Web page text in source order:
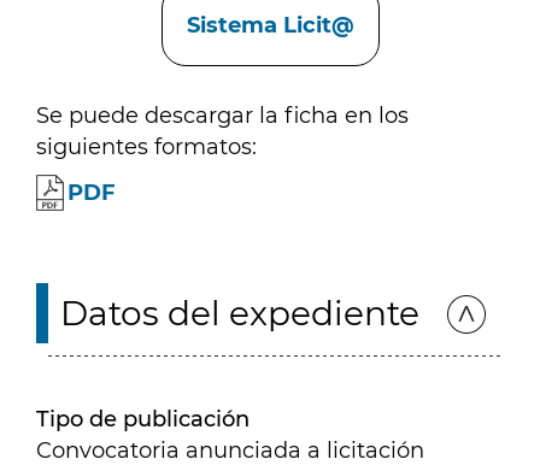
Sistema Licit@
Se puede descargar la ficha en los
siguientes formatos:
PDF
Datos del expediente
Tipo de publicación
Convocatoria anunciada a licitación